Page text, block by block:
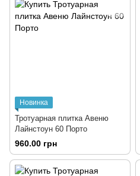
Новинка
Тротуарная плитка Авеню
Лайнстоун 60 Порто
960.00 грн